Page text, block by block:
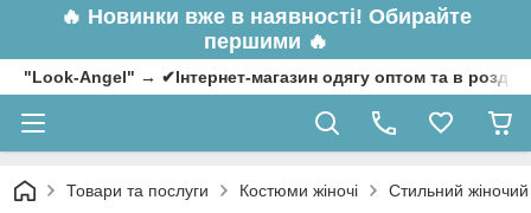
🔥 Новинки вже в наявності! Обирайте
першими 🔥
"Look-Angel" → ✔Інтернет-магазин одягу оптом та в
Товари та послуги Костюми жіночі Стильний